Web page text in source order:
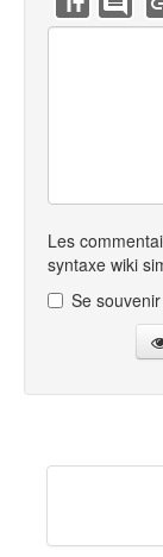
Les
syntaxe wiki
Se